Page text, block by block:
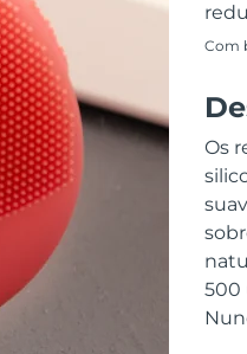
Com
Os
500